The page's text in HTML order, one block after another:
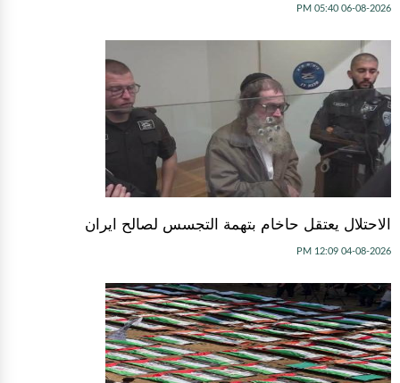
06-08-2026 05:40 PM
الاحتلال يعتقل حاخام بتهمة التجسس لصالح ايران
04-08-2026 12:09 PM